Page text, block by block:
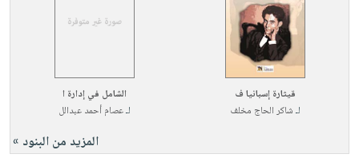
قيثارة إسبانيا ف
لـشاكر الحاج مخلف
الشامل في إدارة ا
لـعصام أحمد عبدالل
المزيد من البنود »